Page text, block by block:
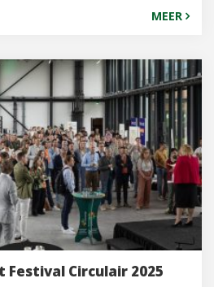
MEER
Circulair 2025